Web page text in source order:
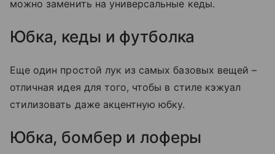
можно заменить на универсальные кеды.
Юбка, кеды и футболка
Еще один простой лук из самых базовых вещей –
отличная идея для того, чтобы в стиле кэжуал
стилизовать даже акцентную юбку.
Юбка, бомбер и лоферы